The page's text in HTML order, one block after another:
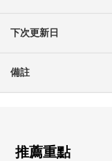
下次更新日
備註
推薦重點